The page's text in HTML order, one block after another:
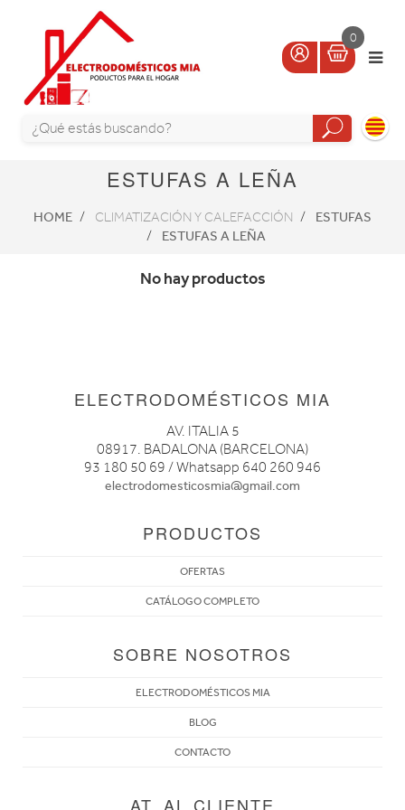
0
ESTUFAS A LEÑA
HOME CLIMATIZACIÓN Y CALEFACCIÓN
ESTUFAS
ESTUFAS A LEÑA
No hay productos
ELECTRODOMÉSTICOS MIA
AV. ITALIA 5
08917. BADALONA (BARCELONA)
93 180 50 69 / Whatsapp 640 260 946
electrodomesticosmia@gmail.com
PRODUCTOS
OFERTAS
CATÁLOGO COMPLETO
SOBRE NOSOTROS
ELECTRODOMÉSTICOS MIA
BLOG
CONTACTO
AT. AL CLIENTE